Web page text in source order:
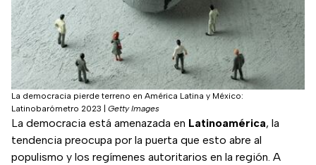
La democracia pierde terreno en América Latina y México:
Latinobarómetro 2023
Getty Images
La democracia está amenazada en Latinoamérica, la
tendencia preocupa por la puerta que esto abre al
populismo y los regímenes autoritarios en la región. A